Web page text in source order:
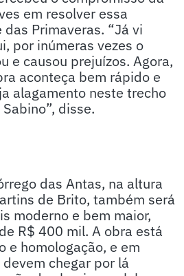
em resolver essa
Primaveras. “Já vi
por inúmeras vezes o
e causou prejuízos. Agora,
aconteça bem rápido e
alagamento neste trecho
disse.
das Antas, na altura
de Brito, também será
moderno e bem maior,
R$ 400 mil. A obra está
e homologação, e em
chegar por lá